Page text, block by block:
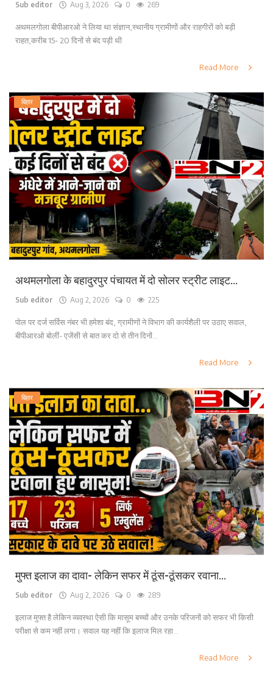
Sub editor Aug 3, 2026 0 269
अथमलगोला बीपीआरओ ने लिया था संज्ञान,स्थानीय ग्रामीणों और राहगीरों को बड़ी
राहत,करीब 15- 20 दिनों से बंद पड़ी थी
Read More
बिहार
अथमलगोला के बहादुरपुर पंचायत में दो सोलर स्ट्रीट लाइट...
Sub editor Aug 2, 2026 0 225
पोल पर दर्ज सर्विस नंबर भी हमेशा बंद, ग्रामीणों ने विभाग की कार्यशैली पर उठाए सवाल,
बीपीआरओ बोलीं- एजेंसी से बात कर दो से तीन दिनों...
Read More
बिहार
मुफ्त इलाज का दावा- लेकिन सफर में ठूंस-ठूंसकर रवाना...
Sub editor Aug 2, 2026 0 289
इलाज मुफ्त है लेकिन व्यवस्था ऐसी कि मासूम बच्चों और उनके परिजनों को सफर भी किसी
परीक्षा से कम नहीं लगा। सवाल यह नहीं कि इलाज मिल रहा...
Read More